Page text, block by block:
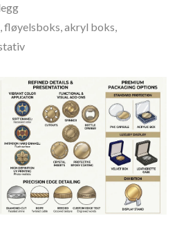
fløyelsboks, akryl boks,